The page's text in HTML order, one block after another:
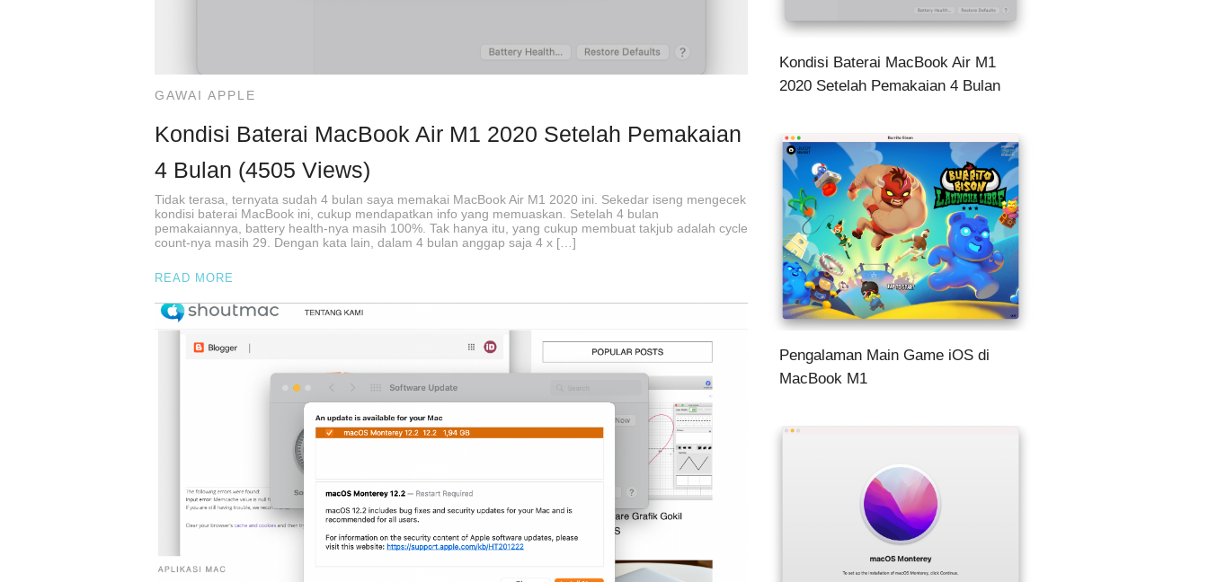
GAWAI APPLE
Kondisi Baterai MacBook Air M1 2020 Setelah Pemakaian
4 Bulan (4505 Views)
Tidak terasa, ternyata sudah 4 bulan saya memakai MacBook Air M1 2020 ini. Sekedar iseng mengecek
kondisi baterai MacBook ini, cukup mendapatkan info yang memuaskan. Setelah 4 bulan
pemakaiannya, battery health-nya masih 100%. Tak hanya itu, yang cukup membuat takjub adalah cycle
count-nya masih 29. Dengan kata lain, dalam 4 bulan anggap saja 4 x […]
READ MORE
Kondisi Baterai MacBook Air M1
2020 Setelah Pemakaian 4 Bulan
Pengalaman Main Game iOS di
MacBook M1